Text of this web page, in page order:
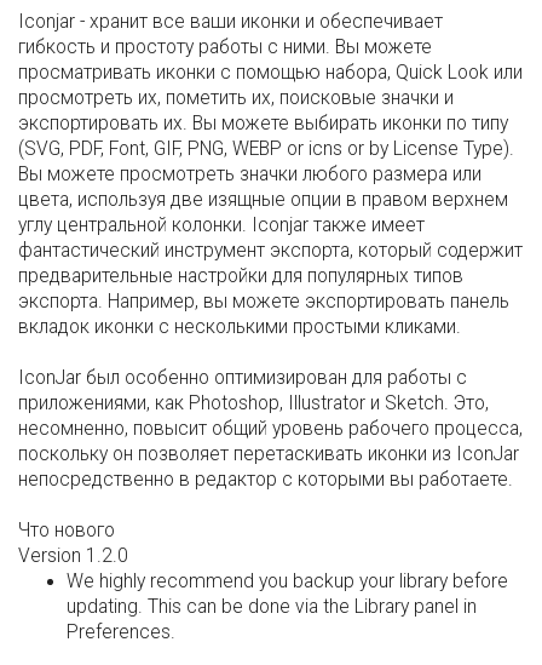
Iconjar - хранит все ваши иконки и обеспечивает
гибкость и простоту работы с ними. Вы можете
просматривать иконки с помощью набора, Quick Look или
просмотреть их, пометить их, поисковые значки и
экспортировать их. Вы можете выбирать иконки по типу
(SVG, PDF, Font, GIF, PNG, WEBP or icns or by License Type).
Вы можете просмотреть значки любого размера или
цвета, используя две изящные опции в правом верхнем
углу центральной колонки. Iconjar также имеет
фантастический инструмент экспорта, который содержит
предварительные настройки для популярных типов
экспорта. Например, вы можете экспортировать панель
вкладок иконки с несколькими простыми кликами.
IconJar был особенно оптимизирован для работы с
приложениями, как Photoshop, Illustrator и Sketch. Это,
несомненно, повысит общий уровень рабочего процесса,
поскольку он позволяет перетаскивать иконки из IconJar
непосредственно в редактор с которыми вы работаете.
Что нового
Version 1.2.0
We highly recommend you backup your library before
updating. This can be done via the Library panel in
Preferences.